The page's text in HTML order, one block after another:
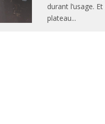
durant l’usage.
plateau...